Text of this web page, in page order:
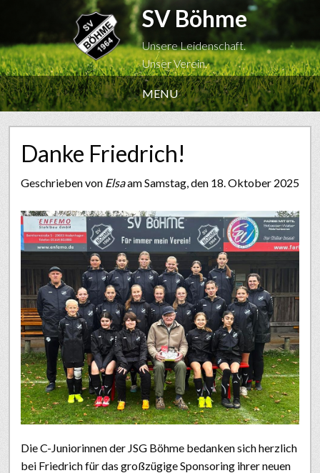
SV Böhme
Unsere Leidenschaft.
Unser Verein.
MENU
Danke Friedrich!
Geschrieben von Elsaam Samstag, den 18. Oktober 2025
Die C-Juniorinnen der JSG Böhme bedanken sich herzlich
bei Friedrich für das großzügige Sponsoring ihrer neuen